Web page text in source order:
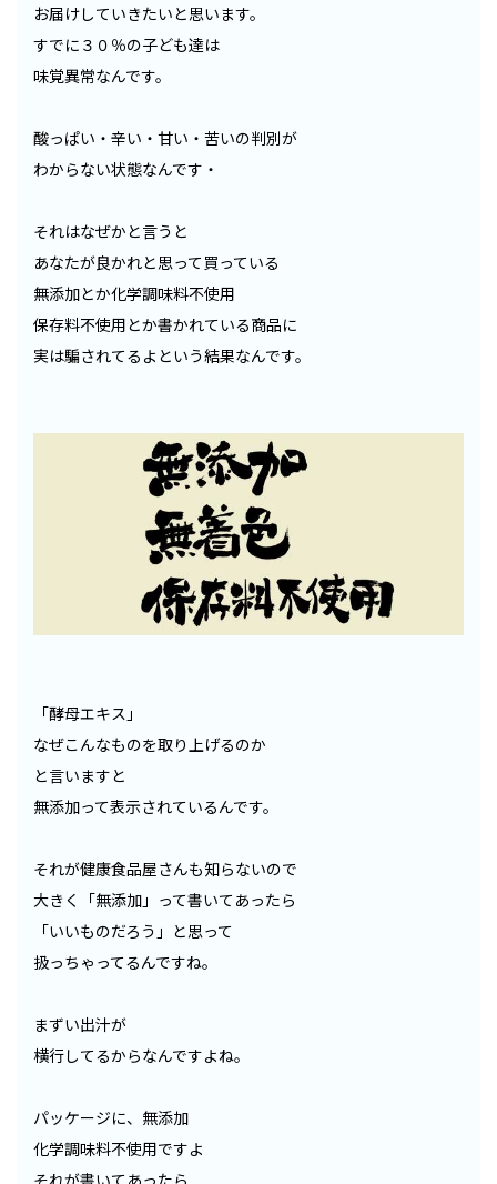
お届けしていきたいと思います。
すでに３０％の子ども達は
味覚異常なんです。
酸っぱい・辛い・甘い・苦いの判別が
わからない状態なんです・
それはなぜかと言うと
あなたが良かれと思って買っている
無添加とか化学調味料不使用
保存料不使用とか書かれている商品に
実は騙されてるよという結果なんです。
「酵母エキス」
なぜこんなものを取り上げるのか
と言いますと
無添加って表示されているんです。
それが健康食品屋さんも知らないので
大きく「無添加」って書いてあったら
「いいものだろう」と思って
扱っちゃってるんですね。
まずい出汁が
横行してるからなんですよね。
パッケージに、無添加
化学調味料不使用ですよ
それが書いてあったら